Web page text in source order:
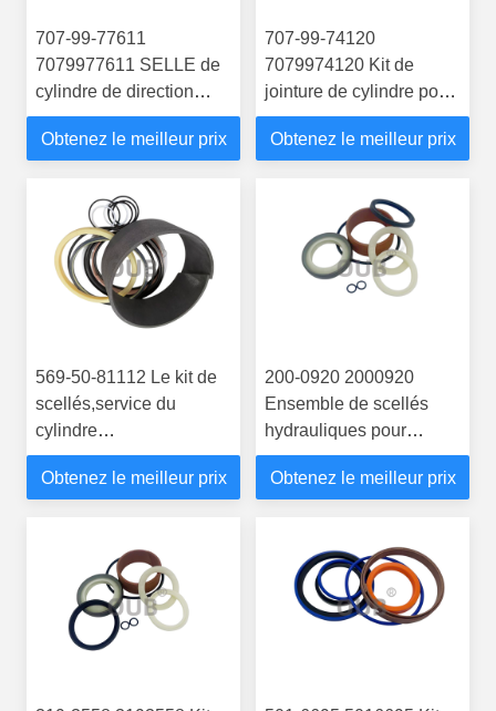
707-99-77611
7079977611 SELLE de
cylindre de direction
pour le WA1200-3
Obtenez le meilleur prix
707-99-74120
7079974120 Kit de
jointure de cylindre pour
le chargeur à roues
WA500-3
Obtenez le meilleur prix
569-50-81112 Le kit de
scellés,service du
cylindre
5695081112,adapte au
HD465-7E0,HD605
Obtenez le meilleur prix
200-0920 2000920
Ensemble de scellés
hydrauliques pour
cylindres lourds pour les
manutentionnaires de
Obtenez le meilleur prix